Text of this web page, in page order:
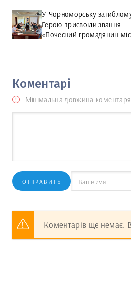
У Чорноморську
Герою присвоїли звання
«Почесний громадянин
Коментарі
Мінімальна довжина
ОТПРАВИТЬ
Коментарів ще немає.